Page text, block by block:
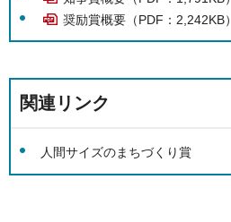
奨励賞概要（PDF：2,242KB）
関連リンク
人間サイズのまちづくり賞